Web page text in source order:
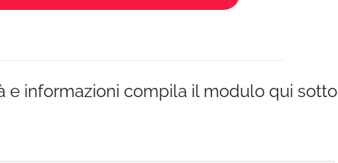
e informazioni compila il modulo qui sotto